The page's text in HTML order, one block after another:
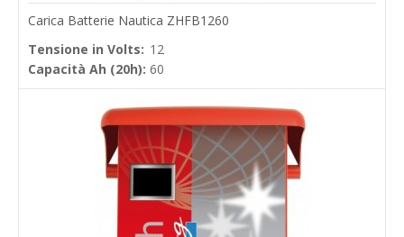
Carica Batterie Nautica ZHFB1260
Tensione in Volts: 12
Capacità Ah (20h): 60